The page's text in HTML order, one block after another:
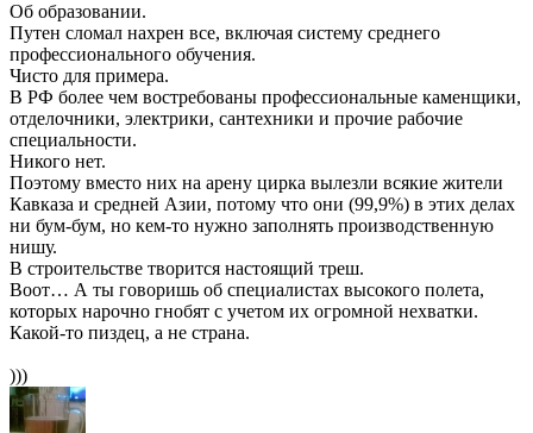
Об образовании.
Путен сломал нахрен все, включая систему среднего
профессионального обучения.
Чисто для примера.
В РФ более чем востребованы профессиональные каменщики,
отделочники, электрики, сантехники и прочие рабочие
специальности.
Никого нет.
Поэтому вместо них на арену цирка вылезли всякие жители
Кавказа и средней Азии, потому что они (99,9%) в этих делах
ни бум-бум, но кем-то нужно заполнять производственную
нишу.
В строительстве творится настоящий треш.
Воот… А ты говоришь об специалистах высокого полета,
которых нарочно гнобят с учетом их огромной нехватки.
Какой-то пиздец, а не страна.
)))